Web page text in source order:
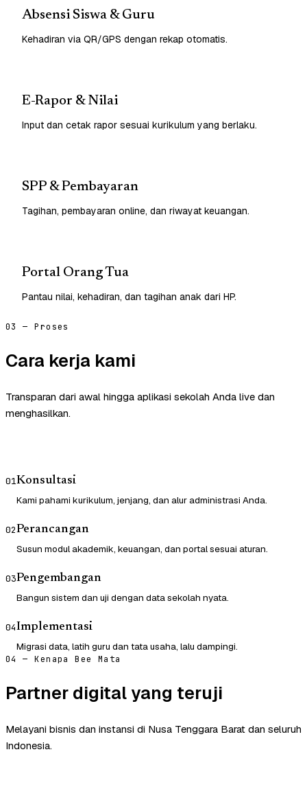
Absensi Siswa & Guru
Kehadiran via QR/GPS dengan rekap otomatis.
E-Rapor & Nilai
Input dan cetak rapor sesuai kurikulum yang berlaku.
SPP & Pembayaran
Tagihan, pembayaran online, dan riwayat keuangan.
Portal Orang Tua
Pantau nilai, kehadiran, dan tagihan anak dari HP.
03 — Proses
Cara kerja kami
Transparan dari awal hingga aplikasi sekolah Anda live dan
menghasilkan.
01Konsultasi
Kami pahami kurikulum, jenjang, dan alur administrasi Anda.
02Perancangan
Susun modul akademik, keuangan, dan portal sesuai aturan.
03Pengembangan
Bangun sistem dan uji dengan data sekolah nyata.
04Implementasi
Migrasi data, latih guru dan tata usaha, lalu dampingi.
04 — Kenapa Bee Mata
Partner digital yang teruji
Melayani bisnis dan instansi di Nusa Tenggara Barat dan seluruh
Indonesia.